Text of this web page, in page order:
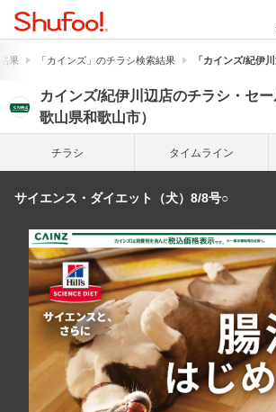
果 「カインズ」のチラシ検索結果 「カインズ/紀伊
カインズ/紀伊川辺店のチラシ・セ
歌山県和歌山市）
チラシ タイム ライン
サイエンス・ダイエット（犬）8/8号○